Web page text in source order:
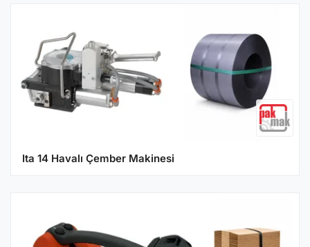
Ita 14 Havalı Çember Makinesi